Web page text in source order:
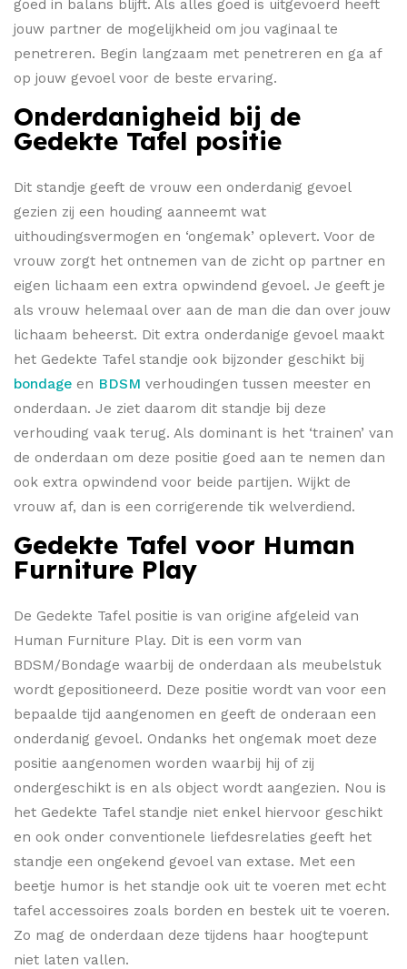
goed in balans blijft. Als alles goed is uitgevoerd heeft
jouw partner de mogelijkheid om jou vaginaal te
penetreren. Begin langzaam met penetreren en ga af
op jouw gevoel voor de beste ervaring.
Onderdanigheid bij de
Gedekte Tafel positie
Dit standje geeft de vrouw een onderdanig gevoel
gezien zij een houding aanneemt wat
uithoudingsvermogen en ‘ongemak’ oplevert. Voor de
vrouw zorgt het ontnemen van de zicht op partner en
eigen lichaam een extra opwindend gevoel. Je geeft je
als vrouw helemaal over aan de man die dan over jouw
lichaam beheerst. Dit extra onderdanige gevoel maakt
het Gedekte Tafel standje ook bijzonder geschikt bij
bondage en BDSM verhoudingen tussen meester en
onderdaan. Je ziet daarom dit standje bij deze
verhouding vaak terug. Als dominant is het ‘trainen’ van
de onderdaan om deze positie goed aan te nemen dan
ook extra opwindend voor beide partijen. Wijkt de
vrouw af, dan is een corrigerende tik welverdiend.
Gedekte Tafel voor Human
Furniture Play
De Gedekte Tafel positie is van origine afgeleid van
Human Furniture Play. Dit is een vorm van
BDSM/Bondage waarbij de onderdaan als meubelstuk
wordt gepositioneerd. Deze positie wordt van voor een
bepaalde tijd aangenomen en geeft de onderaan een
onderdanig gevoel. Ondanks het ongemak moet deze
positie aangenomen worden waarbij hij of zij
ondergeschikt is en als object wordt aangezien. Nou is
het Gedekte Tafel standje niet enkel hiervoor geschikt
en ook onder conventionele liefdesrelaties geeft het
standje een ongekend gevoel van extase. Met een
beetje humor is het standje ook uit te voeren met echt
tafel accessoires zoals borden en bestek uit te voeren.
Zo mag de onderdaan deze tijdens haar hoogtepunt
niet laten vallen.